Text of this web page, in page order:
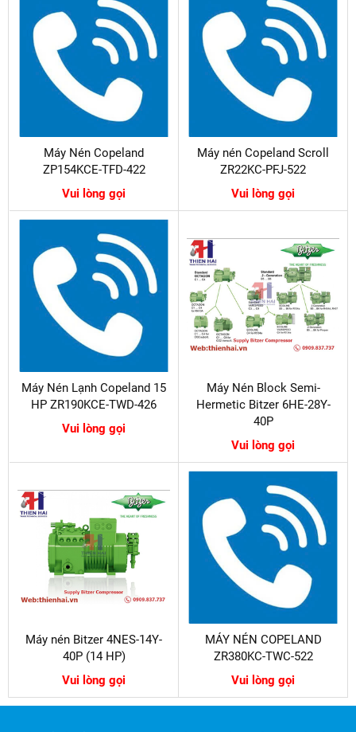
Máy Nén Copeland
ZP154KCE-TFD-422
Vui lòng gọi
Máy nén Copeland Scroll
ZR22KC-PFJ-522
Vui lòng gọi
Máy Nén Lạnh Copeland 15
HP ZR190KCE-TWD-426
Vui lòng gọi
Máy Nén Block Semi-
Hermetic Bitzer 6HE-28Y-
40P
Vui lòng gọi
Máy nén Bitzer 4NES-14Y-
40P (14 HP)
Vui lòng gọi
MÁY NÉN COPELAND
ZR380KC-TWC-522
Vui lòng gọi